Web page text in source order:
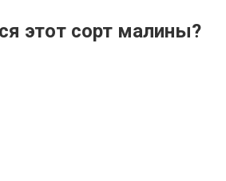
этот сорт малины?